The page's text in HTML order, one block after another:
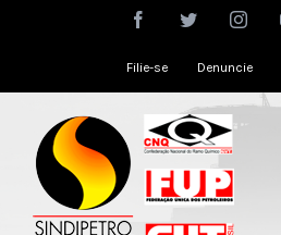
facebooktwitter
Filie-se Denuncie